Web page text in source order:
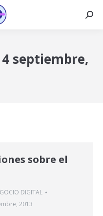
4 septiembre,
sobre el
DIGITAL
2013